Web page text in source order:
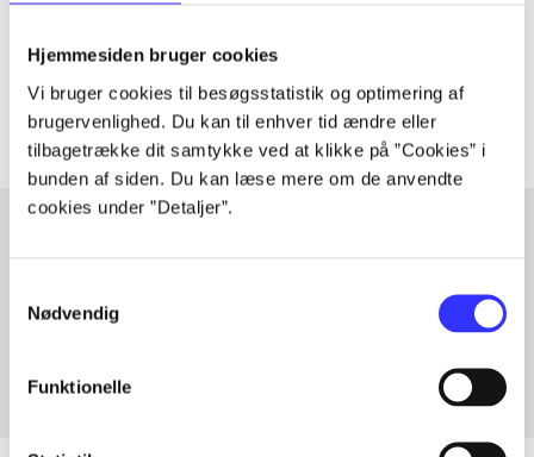
Hjemmesiden bruger cookies
Vi bruger cookies til besøgsstatistik og optimering af
brugervenlighed. Du kan til enhver tid ændre eller
tilbagetrække dit samtykke ved at klikke på ”Cookies” i
bunden af siden. Du kan læse mere om de anvendte
cookies under ”Detaljer”.
Nødvendig
Funktionelle
lorem ipsum dolor sit amet ...
Fra